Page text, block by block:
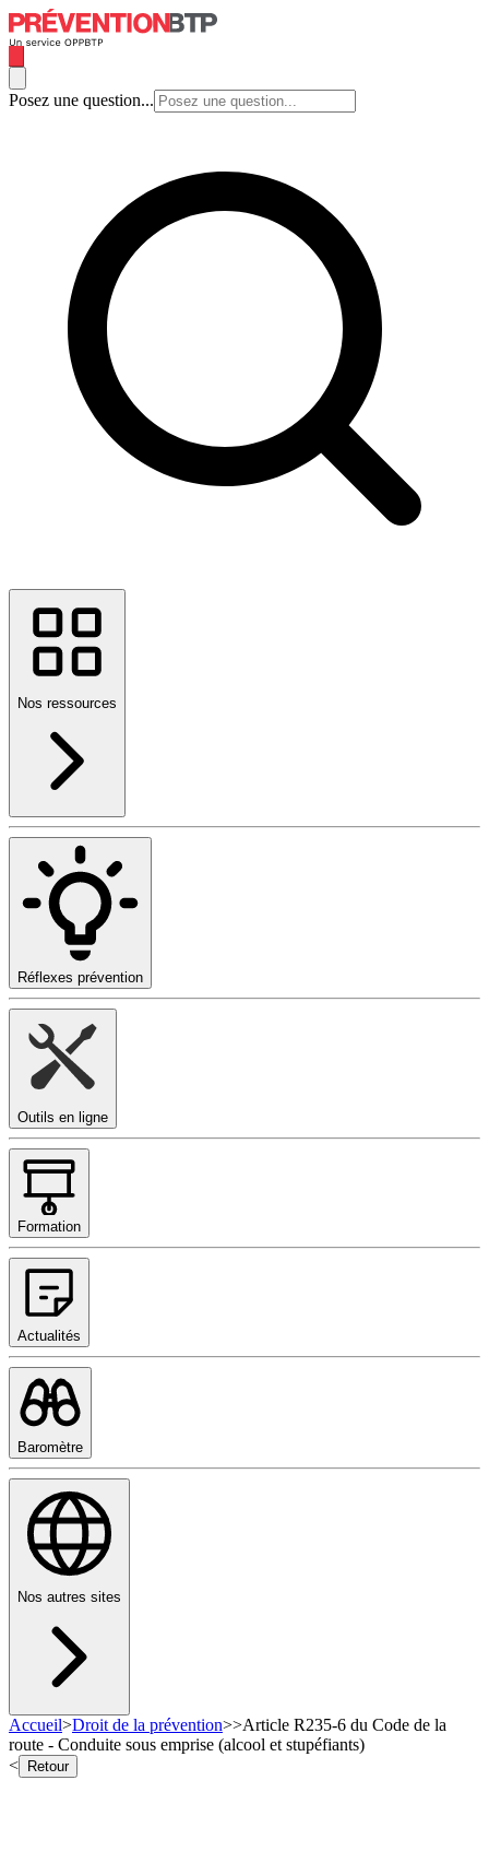
Posez une question...
Nos ressources
Réflexes prévention
Outils en ligne
Formation
Actualités
Baromètre
Nos autres sites
Accueil>Droit de la prévention>>Article R235-6 du Code de la
route - Conduite sous emprise (alcool et stupéfiants)
<
Retour